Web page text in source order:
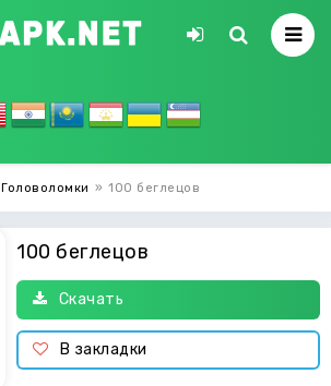
Головоломки » 100 беглецов
100 беглецов
Скачать
В закладки